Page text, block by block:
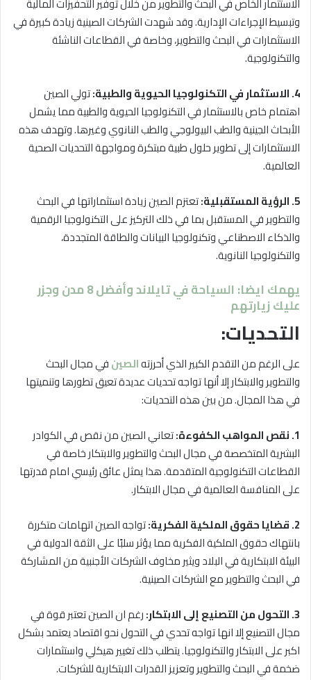
وتبسيط الإجراءات الإدارية. وقد شهدت الشركات الصينية زيادة كبيرة في
الاستثمارات في البحث والتطوير، وخاصة في القطاعات الناشئة
والتكنولوجية.
4. الاستثمار في التكنولوجيا الحيوية والطبية:
تولي الصين
اهتمام خاص بالاستثمار في التكنولوجيا الحيوية والطبية مما يشمل
الأبحاث الجينية والطب البيولوجي والطب النانوي وغيرها. وتهدف هذه
الاستثمارات إلى تطوير حلول طبية مبتكرة ومواجهة التحديات الصحية
العالمية.
5. الرؤية المستقبلية:
تعتزم الصين زيادة استثماراتها في البحث
والتطوير في المستقبل بما في ذلك التركيز على التكنولوجيا الرقمية
والذكاء الاصطناعي وتكنولوجيا البيانات والطاقة المتجددة،
والتكنولوجيا النانوية.
يهمك ايضا: السياحة في تايلاند وأفضل 8 مدن وجزر
عليك زيارتهم
التحديات:
على الرغم من التقدم الكبير الذي أحرزتهالصينفي مجال البحث
والتطوير والابتكار إلا أنها تواجه تحديات عديدة تعيق تطورها وتنميتها
في هذا المجال. من بين هذه التحديات:
1. نقص المواهب الكفوءة:
تعاني الصين من نقص في الكوادر
البشرية المتخصصة في مجال البحث والتطوير والابتكار خاصة في
القطاعات التكنولوجية المتقدمة. هذا يمثل عائق رئيسي امام قدرتها
على المنافسة العالمية في مجال الابتكار.
2. قضايا حقوق الملكية الفكرية:
تواجه الصين اتهامات متكررة
بانتهاك حقوق الملكية الفكرية مما يؤثر سلبًا على الثقة الدولية في
البيئة الابتكارية في البلاد ويثير مخاوف الشركات الأجنبية من المشاركة
في البحث والتطوير مع الشركات الصينية.
3. التحول من التصنيع إلى الابتكار:
رغم ان الصين تعتبر قوة في
مجال التصنيع إلا انها تواجه تحدي في التحول نحو اقتصاد يعتمد بشكل
اكبر على الابتكار والتكنولوجيا. يتطلب ذلك تغيير هيكلي واستثمارات
ضخمة في البحث والتطوير وتعزيز القدرات الابتكارية للشركات.